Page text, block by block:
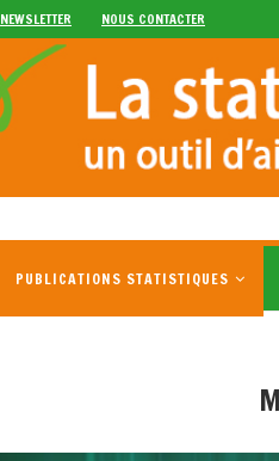
NEWSLETTER NOUS CONTACTER
PUBLICATIONS STATISTIQUES